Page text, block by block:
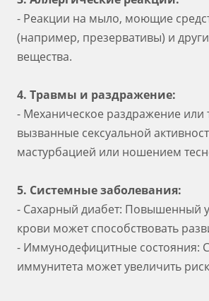
- Реакции на мыло, моющие
(например, презервативы) и
вещества.
4. Травмы и раздражение:
- Механическое раздражение или
вызванные сексуальной
мастурбацией или ношением
5. Системные заболевания:
- Сахарный диабет: Повышенный
крови может способствовать
- Иммунодефицитные состояния:
иммунитета может увеличить